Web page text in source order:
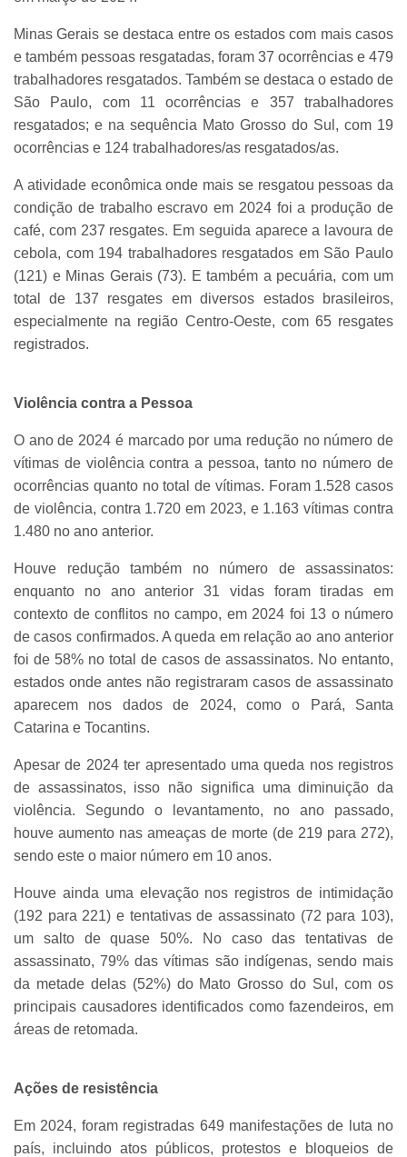
Minas Gerais se destaca entre os estados com mais casos
e também pessoas resgatadas, foram 37 ocorrências e 479
trabalhadores resgatados. Também se destaca o estado de
São Paulo, com 11 ocorrências e 357 trabalhadores
resgatados; e na sequência Mato Grosso do Sul, com 19
ocorrências e 124 trabalhadores/as resgatados/as.
A atividade econômica onde mais se resgatou pessoas da
condição de trabalho escravo em 2024 foi a produção de
café, com 237 resgates. Em seguida aparece a lavoura de
cebola, com 194 trabalhadores resgatados em São Paulo
(121) e Minas Gerais (73). E também a pecuária, com um
total de 137 resgates em diversos estados brasileiros,
especialmente na região Centro-Oeste, com 65 resgates
registrados.
Violência contra a Pessoa
O ano de 2024 é marcado por uma redução no número de
vítimas de violência contra a pessoa, tanto no número de
ocorrências quanto no total de vítimas. Foram 1.528 casos
de violência, contra 1.720 em 2023, e 1.163 vítimas contra
1.480 no ano anterior.
Houve redução também no número de assassinatos:
enquanto no ano anterior 31 vidas foram tiradas em
contexto de conflitos no campo, em 2024 foi 13 o número
de casos confirmados. A queda em relação ao ano anterior
foi de 58% no total de casos de assassinatos. No entanto,
estados onde antes não registraram casos de assassinato
aparecem nos dados de 2024, como o Pará, Santa
Catarina e Tocantins.
Apesar de 2024 ter apresentado uma queda nos registros
de assassinatos, isso não significa uma diminuição da
violência. Segundo o levantamento, no ano passado,
houve aumento nas ameaças de morte (de 219 para 272),
sendo este o maior número em 10 anos.
Houve ainda uma elevação nos registros de intimidação
(192 para 221) e tentativas de assassinato (72 para 103),
um salto de quase 50%. No caso das tentativas de
assassinato, 79% das vítimas são indígenas, sendo mais
da metade delas (52%) do Mato Grosso do Sul, com os
principais causadores identificados como fazendeiros, em
áreas de retomada.
Ações de resistência
Em 2024, foram registradas 649 manifestações de luta no
país, incluindo atos públicos, protestos e bloqueios de